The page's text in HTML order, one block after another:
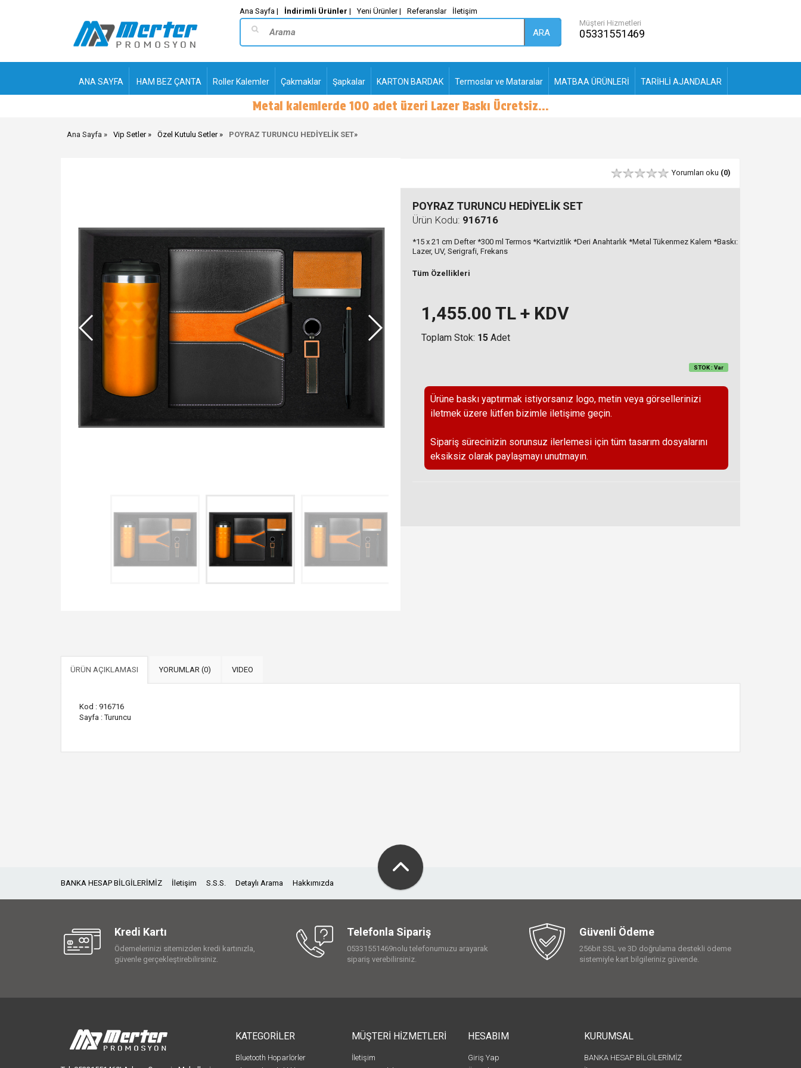
Ana Sayfa | İndirimli Ürünler | Yeni Ürünler | Referanslar İletişim
ARA
Müşteri Hizmetleri
05331551469
ANA SAYFA HAM BEZ ÇANTA Roller Kalemler Çakmaklar Şapkalar KARTON BARDAK Termoslar ve Mataralar MATBAA ÜRÜNLERİ TARİHLİ AJANDALAR
PLASTİK TÜKENMEZ
-
Ana Sayfa Vip Setler »
Özel Kutulu Setler POYRAZ TURUNCU HEDİYELİK SET
Yorumları oku (0)
POYRAZ TURUNCU HEDİYELİK SET
Ürün Kodu: 916716
*15 x 21 cm Defter *300 ml Termos *Kartvizitlik *Deri Anahtarlık *Metal Tükenmez Kalem *Baskı:
Lazer, UV, Serigrafi, Frekans
Tüm Özellikleri
1,455.00 TL + KDV
Toplam Stok: 15 Adet
STOK : Var
Ürüne baskı yaptırmak istiyorsanız logo, metin veya görsellerinizi
iletmek üzere lütfen bizimle iletişime geçin.
Sipariş sürecinizin sorunsuz ilerlemesi için tüm tasarım dosyalarını
eksiksiz olarak paylaşmayı unutmayın.
ÜRÜN AÇIKLAMASI YORUMLAR (0) VIDEO
Kod : 916716
Sayfa : Turuncu
BANKA HESAP BİLGİLERİMİZ İletişim S.S.S. Detaylı Arama Hakkımızda
Kredi Kartı
Ödemelerinizi sitemizden kredi kartınızla,
güvenle gerçekleştirebilirsiniz.
Telefonla Sipariş
05331551469nolu telefonumuzu arayarak
sipariş verebilirsiniz.
Güvenli Ödeme
256bit SSL ve 3D doğrulama destekli ödeme
sistemiyle kart bilgileriniz güvende.
KATEGORİLER
Bluetooth Hoparlörler
MÜŞTERİ HİZMETLERİ
İletişim
HESABIM
Giriş Yap
KURUMSAL
BANKA HESAP BİLGİLERİMİZ